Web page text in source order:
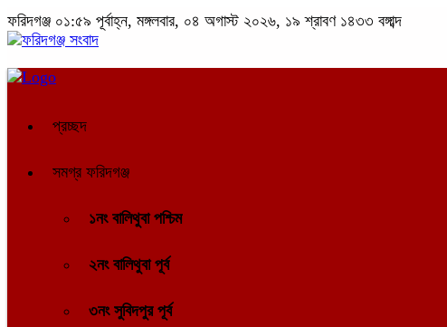
ফরিদগঞ্জ ০১:৫৯ পূর্বাহ্ন, মঙ্গলবার, ০৪ অগাস্ট ২০২৬, ১৯ শ্রাবণ ১৪৩৩ বঙ্গাব্দ
প্রচ্ছদ
সমগ্র ফরিদগঞ্জ
১নং বালিথুবা পশ্চিম
২নং বালিথুবা পূর্ব
৩নং সুবিদপুর পূর্ব